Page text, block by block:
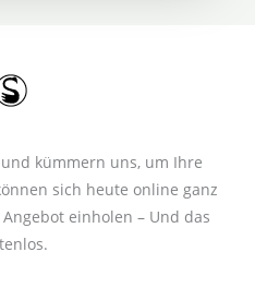
kümmern uns, um Ihre
sich heute online ganz
einholen – Und das